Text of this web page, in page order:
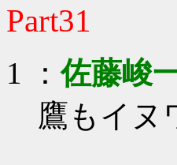
Part31
1 ：佐藤峻
鷹もイヌ